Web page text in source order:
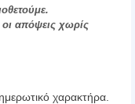
απόψεις χωρίς
χαρακτήρα.